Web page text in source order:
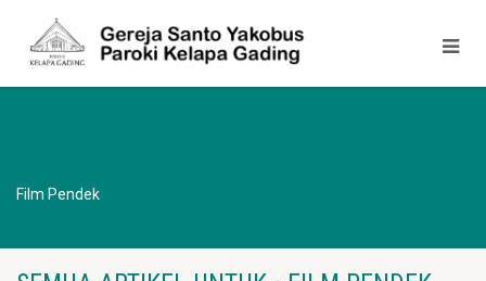
Film Pendek